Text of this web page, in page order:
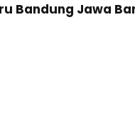
Bandung Jawa